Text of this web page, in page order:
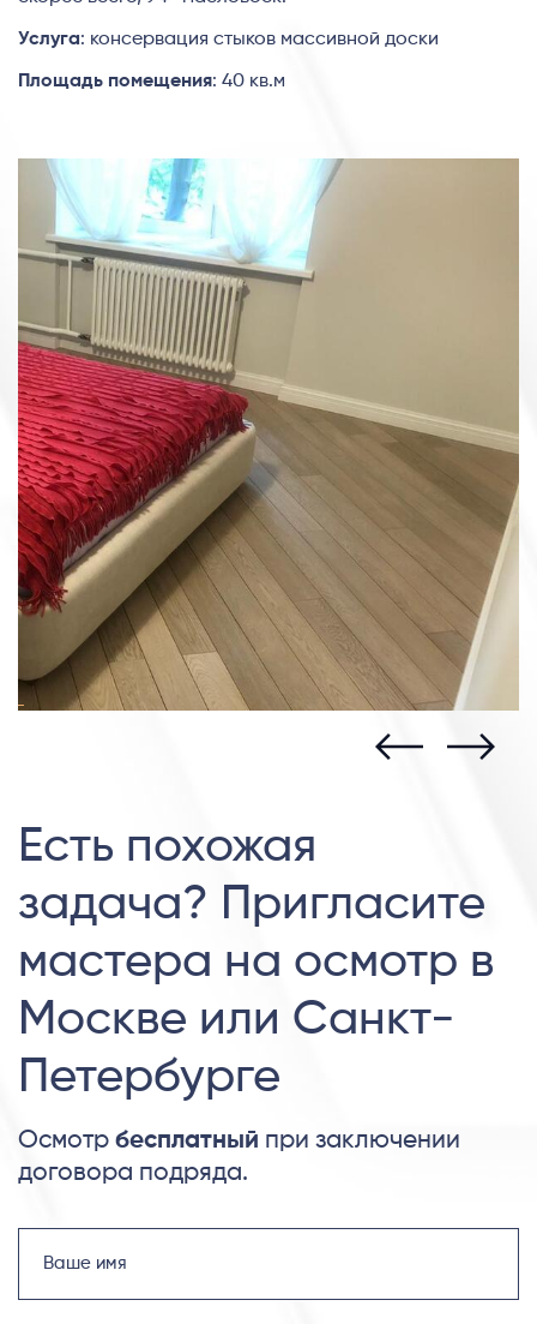
Услуга: консервация стыков массивной доски
Площадь помещения: 40 кв.м
Есть похожая
задача? Пригласите
мастера на осмотр в
Москве или Санкт-
Петербурге
Осмотр бесплатный при заключении
договора подряда.